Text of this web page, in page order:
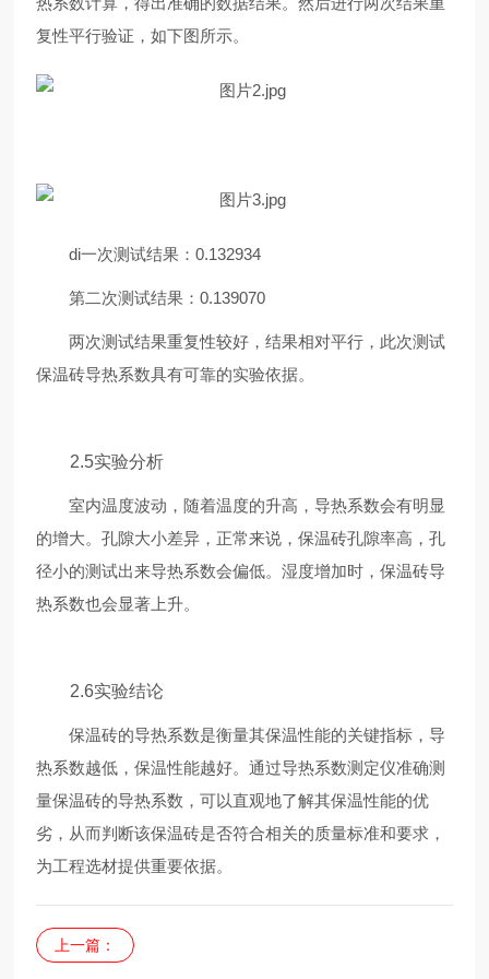
复性平行验证，如下图所示。
di一次测试结果：0.132934
第二次测试结果：0.139070
两次测试结果重复性较好，结果相对平行，此次测试
保温砖导热系数具有可靠的实验依据。
2.5实验分析
室内温度波动，随着温度的升高，导热系数会有明显
的增大。孔隙大小差异，正常来说，保温砖孔隙率高，孔
径小的测试出来导热系数会偏低。湿度增加时，保温砖导
热系数也会显著上升。
2.6实验结论
保温砖的导热系数是衡量其保温性能的关键指标，导
热系数越低，保温性能越好。通过导热系数测定仪准确测
量保温砖的导热系数，可以直观地了解其保温性能的优
劣，从而判断该保温砖是否符合相关的质量标准和要求，
为工程选材提供重要依据。
上一篇：